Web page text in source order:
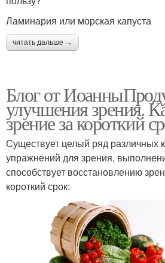
Ламинария или морская капуста
читать дальше →
Блог от
улучшения зрения.
зрение за короткий
Существует целый ряд различных
упражнений для зрения,
способствует восстановлению
короткий срок: